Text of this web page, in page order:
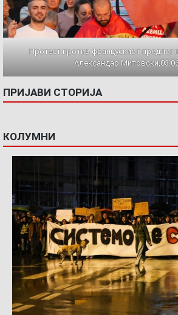
Протест против францускиот предлог
Александар
ПРИЈАВИ СТОРИЈА
КОЛУМНИ